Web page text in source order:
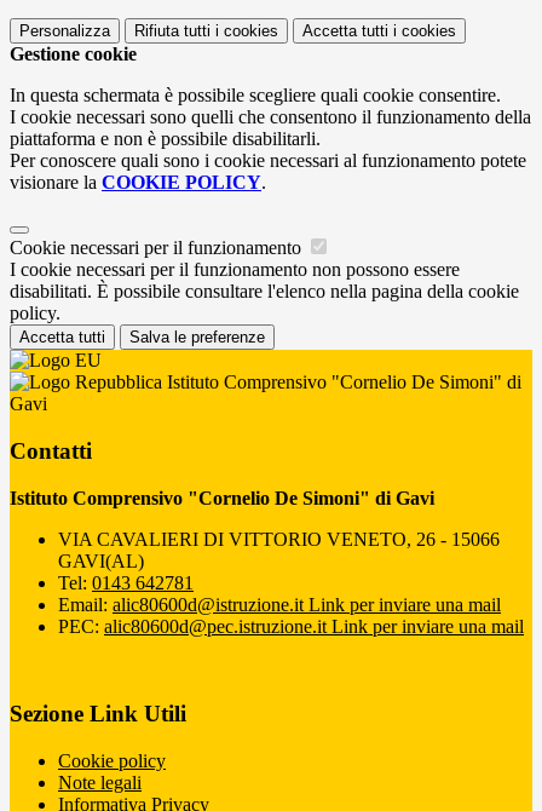
Personalizza Rifiuta tutti i cookies Accetta tutti i cookies
Gestione cookie
In questa schermata è possibile scegliere quali cookie consentire.
I cookie necessari sono quelli che consentono il funzionamento della
piattaforma e non è possibile disabilitarli.
Per conoscere quali sono i cookie necessari al funzionamento potete
visionare la COOKIE POLICY.
Cookie necessari per il funzionamento
I cookie necessari per il funzionamento non possono essere
disabilitati. È possibile consultare l'elenco nella pagina della cookie
policy.
Accetta tutti Salva le preferenze
Istituto Comprensivo "Cornelio De Simoni" di
Gavi
Contatti
Istituto Comprensivo "Cornelio De Simoni" di Gavi
VIA CAVALIERI DI VITTORIO VENETO, 26 - 15066
GAVI(AL)
Tel: 0143 642781
Email: alic80600d@istruzione.it Link per inviare una mail
PEC: alic80600d@pec.istruzione.it Link per inviare una mail
Sezione Link Utili
Cookie policy
Note legali
Informativa Privacy